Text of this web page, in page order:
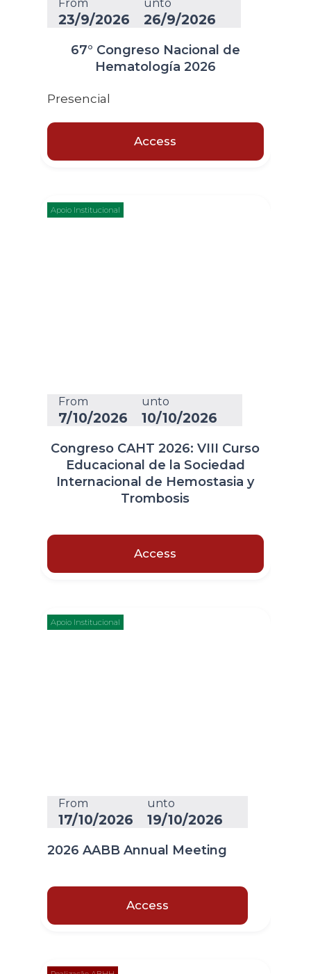
From
23/9/2026
unto
26/9/2026
67° Congreso Nacional de
Hematología 2026
Presencial
Access
Apoio Institucional
From
7/10/2026
unto
10/10/2026
Congreso CAHT 2026: VIII Curso
Educacional de la Sociedad
Internacional de Hemostasia y
Trombosis
Access
Apoio Institucional
From
17/10/2026
unto
19/10/2026
2026 AABB Annual Meeting
Access